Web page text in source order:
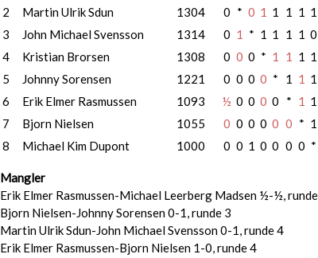
2
Martin Ulrik Sdun 1304 0 * 0 1 1 1 1 1
3
John Michael Svensson 1314 0 1 * 1 1 1 1 0
4
Kristian Brorsen 1308 0 0 0 * 1 1 1 1
5
Johnny Sorensen 1221 0 0 0 0 * 1 1 1
6
Erik Elmer Rasmussen 1093 ½ 0 0 0 0 * 1 1
7
Bjorn Nielsen 1055 0 0 0 0 0 0 * 1
8
Michael Kim Dupont 1000 0 0 1 0 0 0 0 *
Mangler
Erik Elmer Rasmussen-Michael Leerberg Madsen ½-½,
Bjorn Nielsen-Johnny Sorensen 0-1, runde 3
Martin Ulrik Sdun-John Michael Svensson 0-1, runde 4
Erik Elmer Rasmussen-Bjorn Nielsen 1-0, runde 4